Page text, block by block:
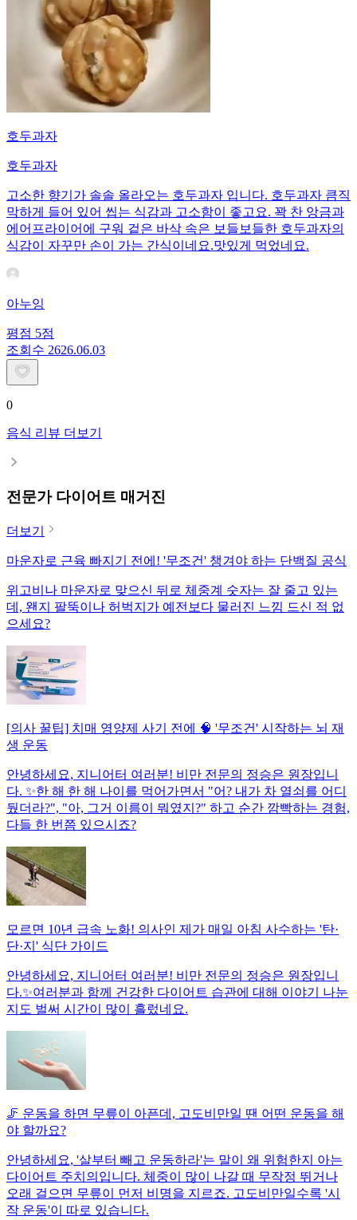
호두과자
호두과자
고소한 향기가 솔솔 올라오는 호두과자 입니다. 호두과자 큼직
막하게 들어 있어 씹는 식감과 고소함이 좋고요. 꽉 찬 앙금과
에어프라이어에 구워 겉은 바삭 속은 보들보들한 호두과자의
식감이 자꾸만 손이 가는 간식이네요.맛있게 먹었네요.
아누잉
평점 5점
조회수 2626.06.03
0
음식 리뷰 더보기
전문가 다이어트 매거진
더보기
마운자로 근육 빠지기 전에! '무조건' 챙겨야 하는 단백질 공식
위고비나 마운자로 맞으신 뒤로 체중계 숫자는 잘 줄고 있는
데, 왠지 팔뚝이나 허벅지가 예전보다 물러진 느낌 드신 적 없
으세요?
[의사 꿀팁] 치매 영양제 사기 전에 🧠 '무조건' 시작하는 뇌 재
생 운동
안녕하세요, 지니어터 여러분! 비만 전문의 정승은 원장입니
다. ✨한 해 한 해 나이를 먹어가면서 "어? 내가 차 열쇠를 어디
뒀더라?", "아, 그거 이름이 뭐였지?" 하고 순간 깜빡하는 경험,
다들 한 번쯤 있으시죠?
모르면 10년 급속 노화! 의사인 제가 매일 아침 사수하는 '탄·
단·지' 식단 가이드
안녕하세요, 지니어터 여러분! 비만 전문의 정승은 원장입니
다.✨여러분과 함께 건강한 다이어트 습관에 대해 이야기 나눈
지도 벌써 시간이 많이 흘렀네요.
🦵 운동을 하면 무릎이 아픈데, 고도비만일 땐 어떤 운동을 해
야 할까요?
안녕하세요, '살부터 빼고 운동하라'는 말이 왜 위험한지 아는
다이어트 주치의입니다. 체중이 많이 나갈 때 무작정 뛰거나
오래 걸으면 무릎이 먼저 비명을 지르죠. 고도비만일수록 '시
작 운동'이 따로 있습니다.